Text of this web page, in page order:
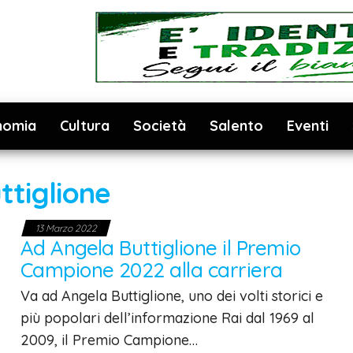
Cultura Società Salento Eventi
13 Marzo 2022
Ad Angela Buttiglione il Premio
Campione 2022 alla carriera
Va ad Angela Buttiglione, uno dei volti storici e
più popolari dell’informazione Rai dal 1969 al
2009, il Premio Campione…